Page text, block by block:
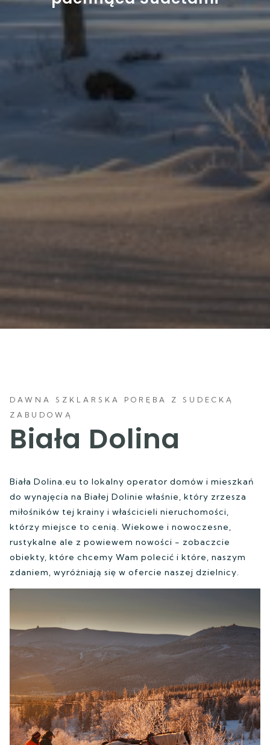
DAWNA SZKLARSKA PORĘBA Z SUDECKĄ
ZABUDOWĄ
Biała Dolina
Biała Dolina.eu to lokalny operator domów i mieszkań
do wynajęcia na Białej Dolinie właśnie, który zrzesza
miłośników tej krainy i właścicieli nieruchomości,
którzy miejsce to cenią. Wiekowe i nowoczesne,
rustykalne ale z powiewem nowości - zobaczcie
obiekty, które chcemy Wam polecić i które, naszym
zdaniem, wyróżniają się w ofercie naszej dzielnicy.